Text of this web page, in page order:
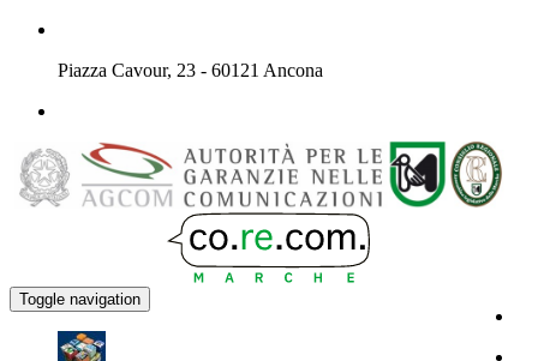
Piazza Cavour, 23 - 60121 Ancona
Toggle navigation